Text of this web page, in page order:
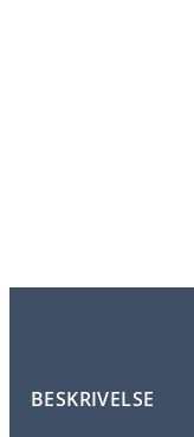
BESKRIVELSE